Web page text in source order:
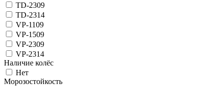
TD-2309
TD-2314
VP-1109
VP-1509
VP-2309
VP-2314
Наличие колёс
Нет
Морозостойкость